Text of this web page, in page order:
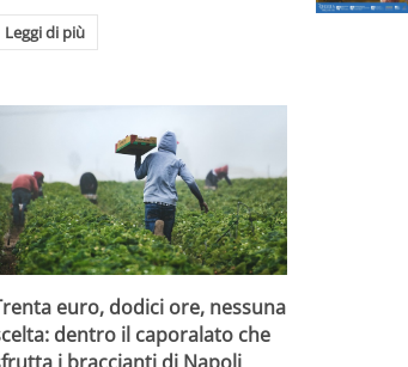
Leggi di più
euro, dodici ore, nessuna
dentro il caporalato che
i braccianti di Napoli